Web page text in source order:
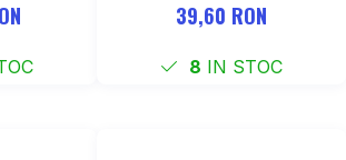
39,60 RON
8 IN STOC